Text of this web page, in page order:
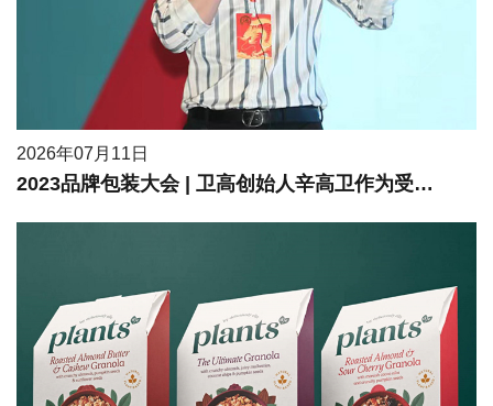
2026年07月11日
2023品牌包装大会 | 卫高创始人辛高卫作为受邀嘉宾进行现场分享